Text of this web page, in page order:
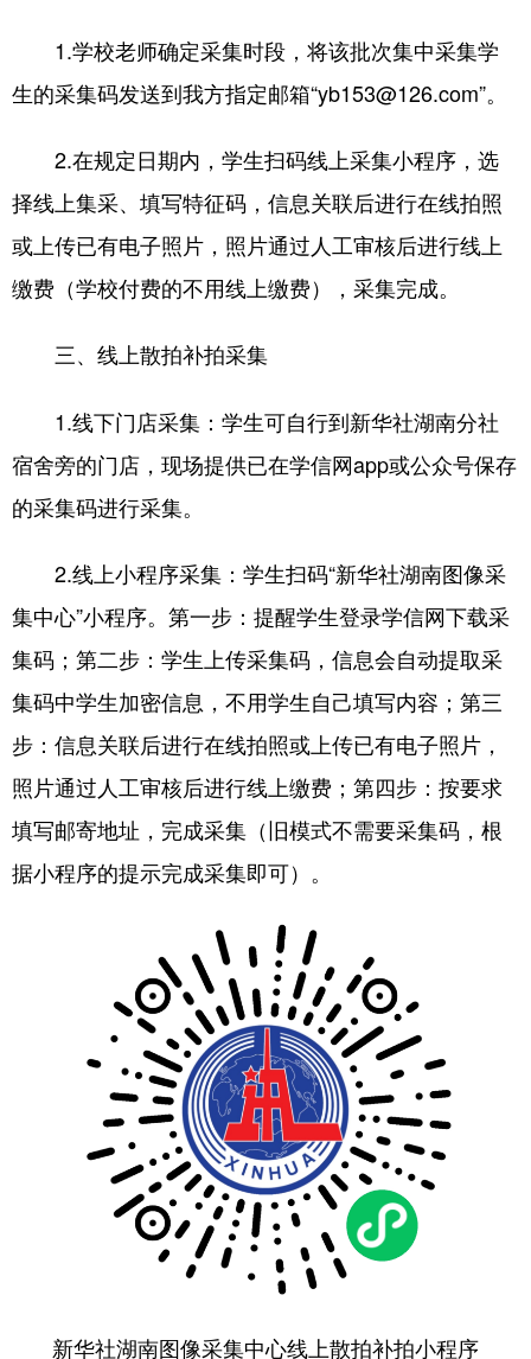
1.学校老师确定采集时段，将该批次集中采集学
生的采集码发送到我方指定邮箱“yb153@126.com”。
2.在规定日期内，学生扫码线上采集小程序，选
择线上集采、填写特征码，信息关联后进行在线拍照
或上传已有电子照片，照片通过人工审核后进行线上
缴费（学校付费的不用线上缴费），采集完成。
三、线上散拍补拍采集
1.线下门店采集：学生可自行到新华社湖南分社
宿舍旁的门店，现场提供已在学信网app或公众号保存
的采集码进行采集。
2.线上小程序采集：学生扫码“新华社湖南图像采
集中心”小程序。第一步：提醒学生登录学信网下载采
集码；第二步：学生上传采集码，信息会自动提取采
集码中学生加密信息，不用学生自己填写内容；第三
步：信息关联后进行在线拍照或上传已有电子照片，
照片通过人工审核后进行线上缴费；第四步：按要求
填写邮寄地址，完成采集（旧模式不需要采集码，根
据小程序的提示完成采集即可）。
新华社湖南图像采集中心线上散拍补拍小程序